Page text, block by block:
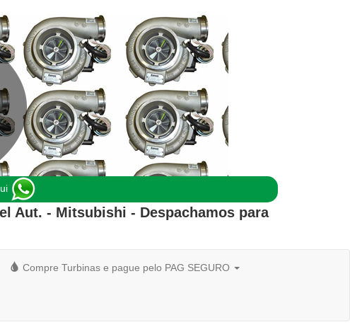
Aut. - Mitsubishi - Despachamos para
Compre Turbinas e pague pelo PAG SEGURO